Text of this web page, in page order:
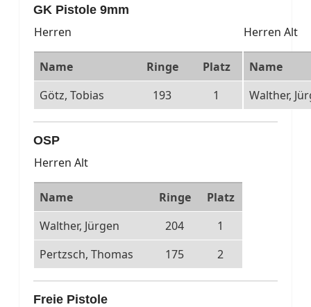
GK Pistole 9mm
Herren
Name Ringe
Platz
Götz, Tobias
193 1
Herren Alt
Name
Walther,
OSP
Herren Alt
Name Ringe
Platz
Walther, Jürgen
204
1
Pertzsch, Thomas
175 2
Freie Pistole